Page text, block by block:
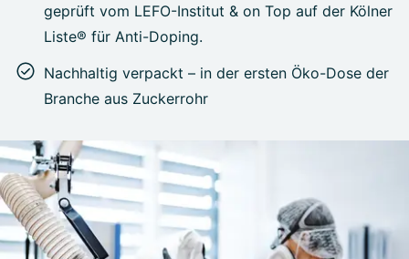
geprüft vom LEFO-Institut & on Top auf der Kölner
Liste® für Anti-Doping.
Nachhaltig verpackt – in der ersten Öko-Dose der
Branche aus Zuckerrohr